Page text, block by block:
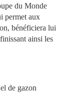
du Monde
permet aux
bénéficiera lui
ainsi les
de gazon